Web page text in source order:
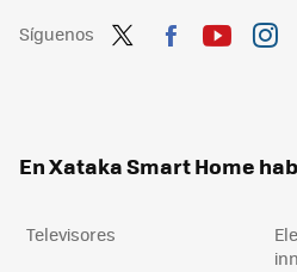
Síguenos
En Xataka Smart Home
Televisores